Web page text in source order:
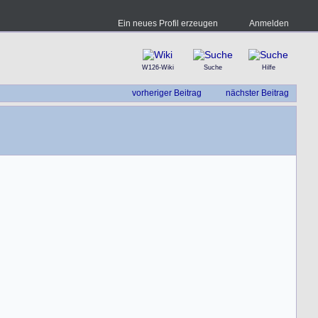
Ein neues Profil erzeugen Anmelden
W126-Wiki Suche Hilfe
vorheriger Beitrag nächster Beitrag